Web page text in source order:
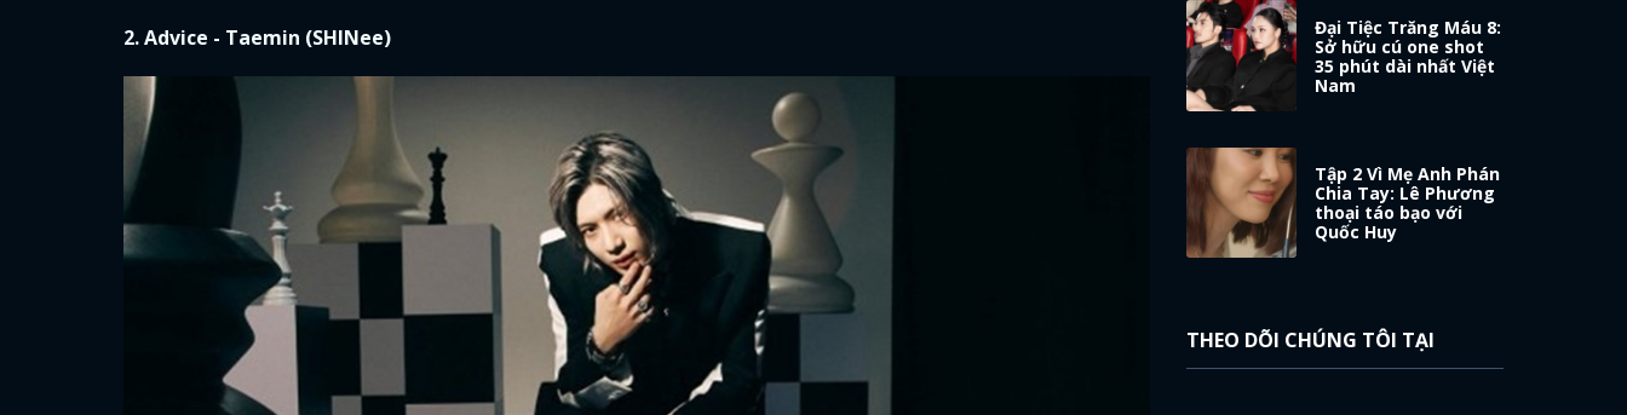
2. Advice - Taemin (SHINee)
Đại Tiệc Trăng Máu 8:
Sở hữu cú one shot
35 phút dài nhất Việt
Nam
Tập 2 Vì Mẹ Anh Phán
Chia Tay: Lê Phương
thoại táo bạo với
Quốc Huy
THEO DÕI CHÚNG TÔI TẠI